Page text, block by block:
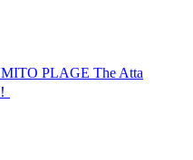
PLAGE The Atta